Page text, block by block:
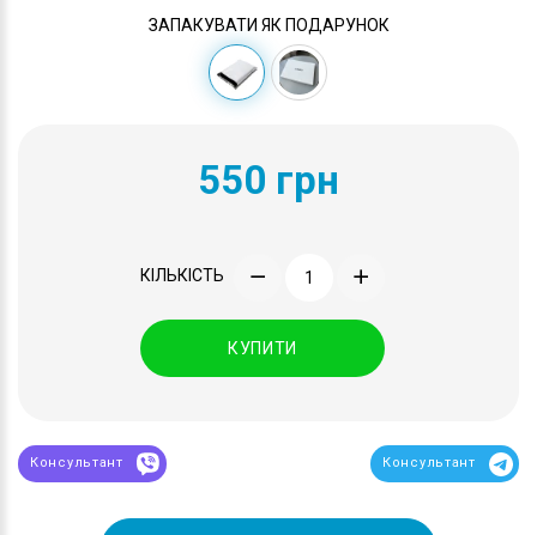
ЗАПАКУВАТИ ЯК ПОДАРУНОК
550 грн
КІЛЬКІСТЬ
КУПИТИ
Консультант Консультант